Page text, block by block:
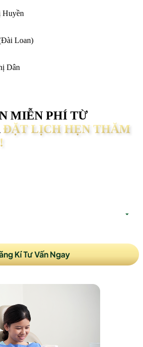
Huyền
Loan)
Dân
MIỄN PHÍ TỪ
ĐẶT LỊCH HẸN THĂM